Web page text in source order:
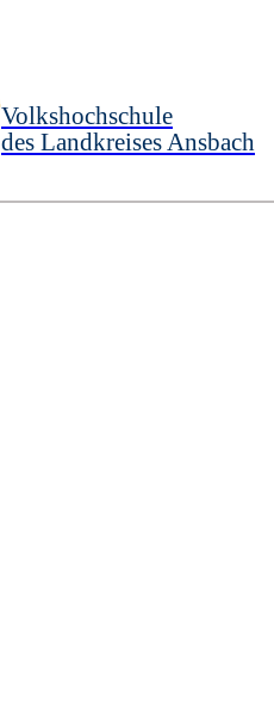
Volkshochschule
des Landkreises Ansbach